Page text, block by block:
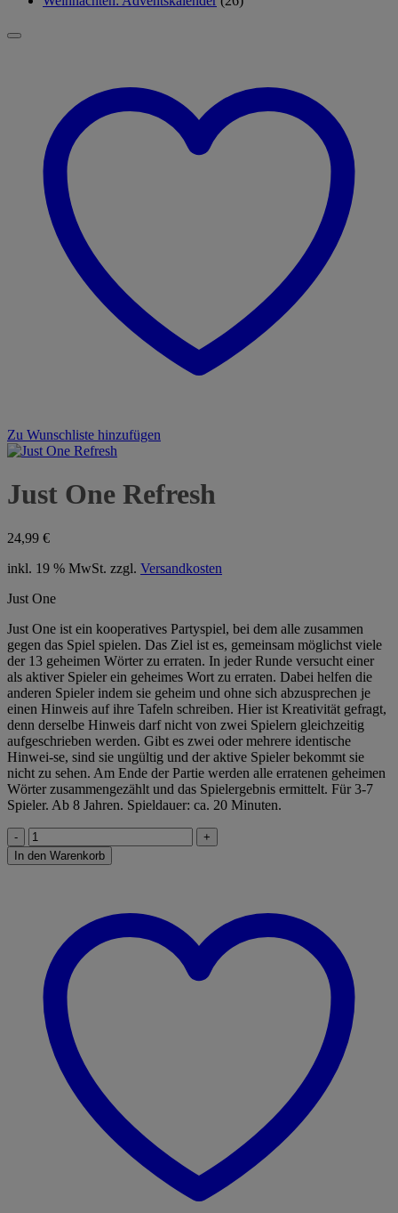
Zu Wunschliste hinzufügen
Just One Refresh
24,99 €
inkl. 19 % MwSt. zzgl. Versandkosten
Just One
Just One ist ein kooperatives Partyspiel, bei dem alle zusammen
gegen das Spiel spielen. Das Ziel ist es, gemeinsam möglichst viele
der 13 geheimen Wörter zu erraten. In jeder Runde versucht einer
als aktiver Spieler ein geheimes Wort zu erraten. Dabei helfen die
anderen Spieler indem sie geheim und ohne sich abzusprechen je
einen Hinweis auf ihre Tafeln schreiben. Hier ist Kreativität gefragt,
denn derselbe Hinweis darf nicht von zwei Spielern gleichzeitig
aufgeschrieben werden. Gibt es zwei oder mehrere identische
Hinwei-se, sind sie ungültig und der aktive Spieler bekommt sie
nicht zu sehen. Am Ende der Partie werden alle erratenen geheimen
Wörter zusammengezählt und das Spielergebnis ermittelt. Für 3-7
Spieler. Ab 8 Jahren. Spieldauer: ca. 20 Minuten.
Just
One
Refresh
In den Warenkorb